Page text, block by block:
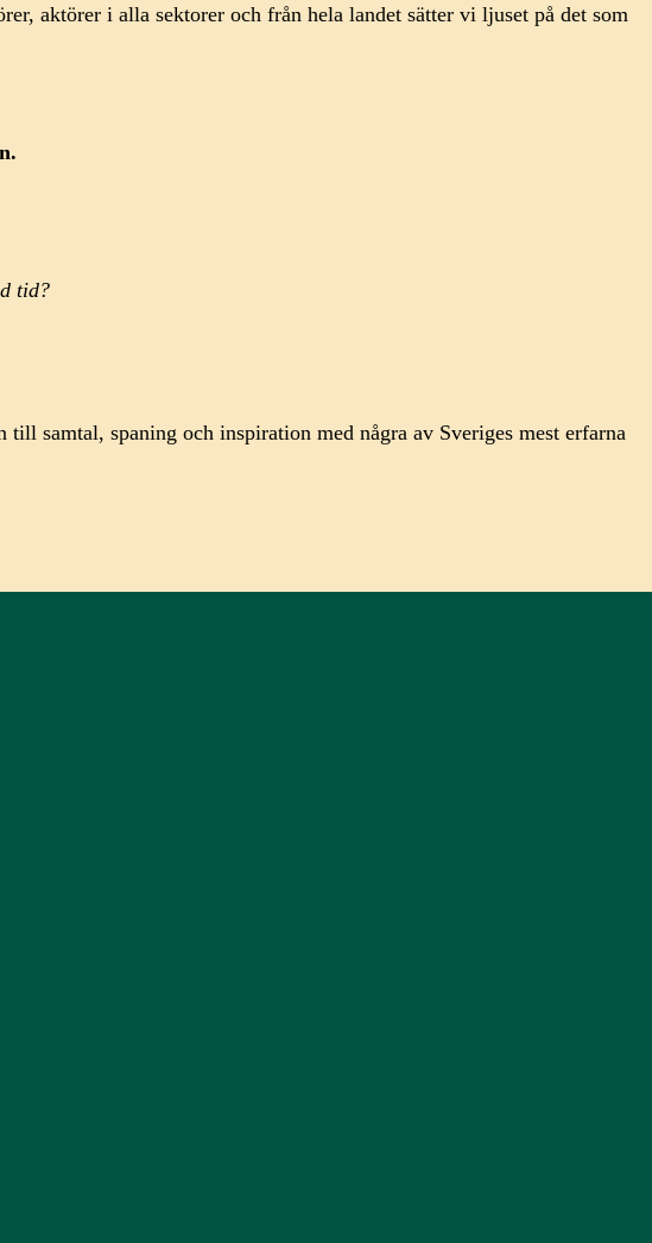
aktörer i alla sektorer och från hela landet sätter vi ljuset på det som
tid?
samtal, spaning och inspiration med några av Sveriges mest erfarna